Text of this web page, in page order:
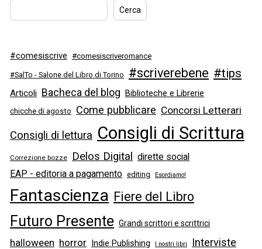
Cerca
#comesiscrive #comesiscriveromance
#SalTo - Salone del Libro di Torino #scriverebene #tips
Articoli Bacheca del blog Biblioteche e Librerie
chicche di agosto Come pubblicare Concorsi Letterari
Consigli di lettura Consigli di Scrittura
Correzione bozze Delos Digital
dirette social
EAP - editoria a pagamento editing Esordiamo!
Fantascienza Fiere del Libro
Futuro Presente Grandi scrittori e scrittrici
halloween horror Indie Publishing I nostri libri Interviste